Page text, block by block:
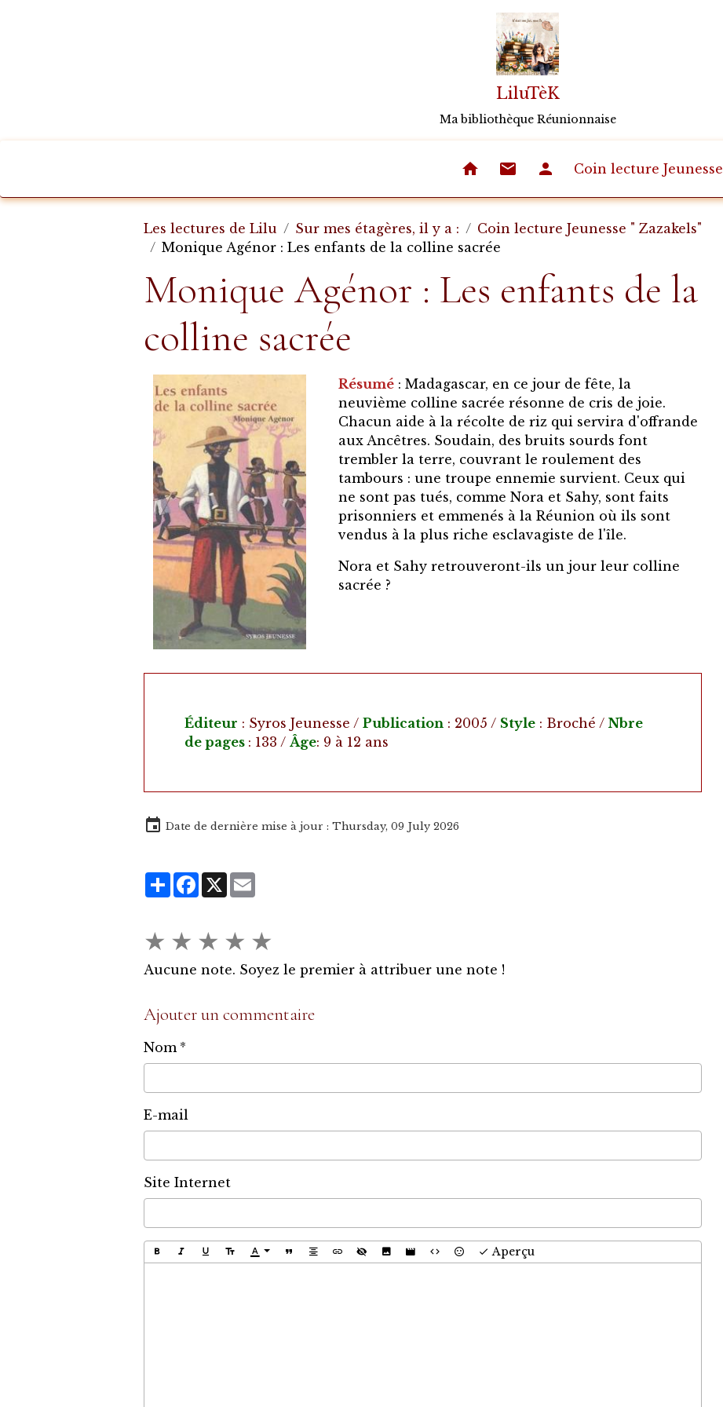
LiluTèK
Ma bibliothèque Réunionnaise
Coin lecture Jeunesse
Les lectures de Lilu Sur mes étagères, il y a :
Coin lecture Jeunesse " Zazakels"
Monique Agénor : Les enfants de la colline sacrée
Monique Agénor : Les enfants de la
colline sacrée
Résumé : Madagascar, en ce jour de fête, la
neuvième colline sacrée résonne de cris de joie.
Chacun aide à la récolte de riz qui servira d'offrande
aux Ancêtres. Soudain, des bruits sourds font
trembler la terre, couvrant le roulement des
tambours : une troupe ennemie survient. Ceux qui
ne sont pas tués, comme Nora et Sahy, sont faits
prisonniers et emmenés à la Réunion où ils sont
vendus à la plus riche esclavagiste de l'île.
Nora et Sahy retrouveront-ils un jour leur colline
sacrée ?
Éditeur : Syros Jeunesse / Publication : 2005 / Style : Broché / Nbre
de pages : 133 / Âge: 9 à 12 ans
Date de dernière mise à jour : Thursday, 09 July 2026
PartagerFacebook
X
★ ★ ★ ★ ★
Aucune note. Soyez le premier à attribuer une note !
Ajouter un commentaire
Nom
E-mail
Site Internet
Aperçu